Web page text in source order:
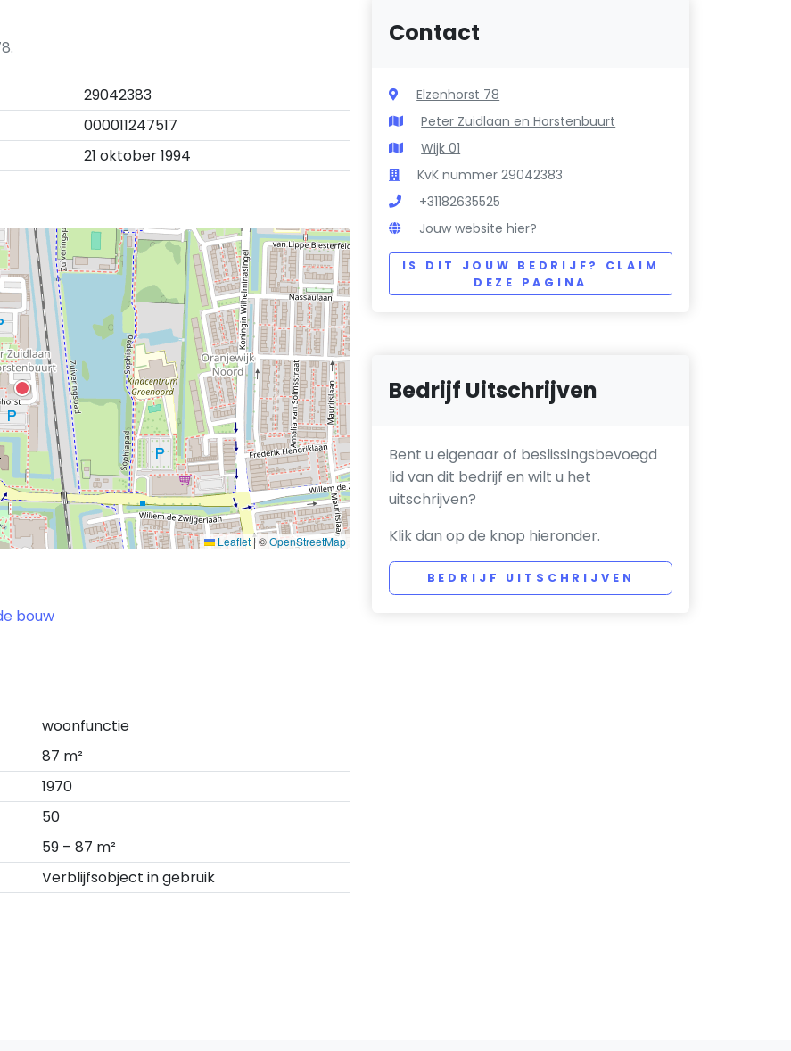
29042383
000011247517
21 oktober 1994
Leaflet|©OpenStreetMap
bouw
woonfunctie
87 m²
1970
50
59 – 87 m²
Verblijfsobject in gebruik
Contact
Elzenhorst 78
Peter Zuidlaan en Horstenbuurt
Wijk 01
KvK nummer 29042383
+31182635525
Jouw website hier?
IS DIT JOUW BEDRIJF? CLAIM
DEZE PAGINA
Bedrijf Uitschrijven
Bent u eigenaar of beslissingsbevoegd
lid van dit bedrijf en wilt u het
uitschrijven?
Klik dan op de knop hieronder.
BEDRIJF UITSCHRIJVEN